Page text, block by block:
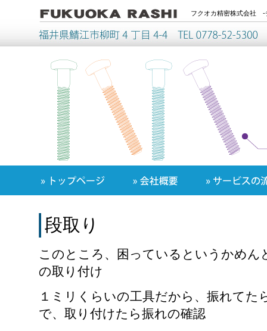
フクオカ精密株式会社 -
段取り
このところ、困っているというかめん
の取り付け
１ミリくらいの工具だから、振れてた
で、取り付けたら振れの確認